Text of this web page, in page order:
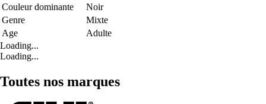
Couleur dominante
Noir
Genre
Mixte
Age
Adulte
Loading...
Loading...
Toutes nos marques